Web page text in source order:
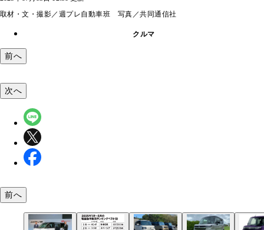
取材・文・撮影／週プレ自動車班 写真／共同通信社
クルマ
前へ
次へ
前へ